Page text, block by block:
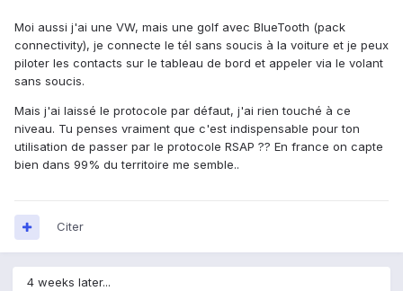
Moi aussi j'ai une VW, mais une golf avec BlueTooth (pack
connectivity), je connecte le tél sans soucis à la voiture et je peux
piloter les contacts sur le tableau de bord et appeler via le volant
sans soucis.
Mais j'ai laissé le protocole par défaut, j'ai rien touché à ce
niveau. Tu penses vraiment que c'est indispensable pour ton
utilisation de passer par le protocole RSAP ?? En france on capte
bien dans 99% du territoire me semble..
Citer
4 weeks later...